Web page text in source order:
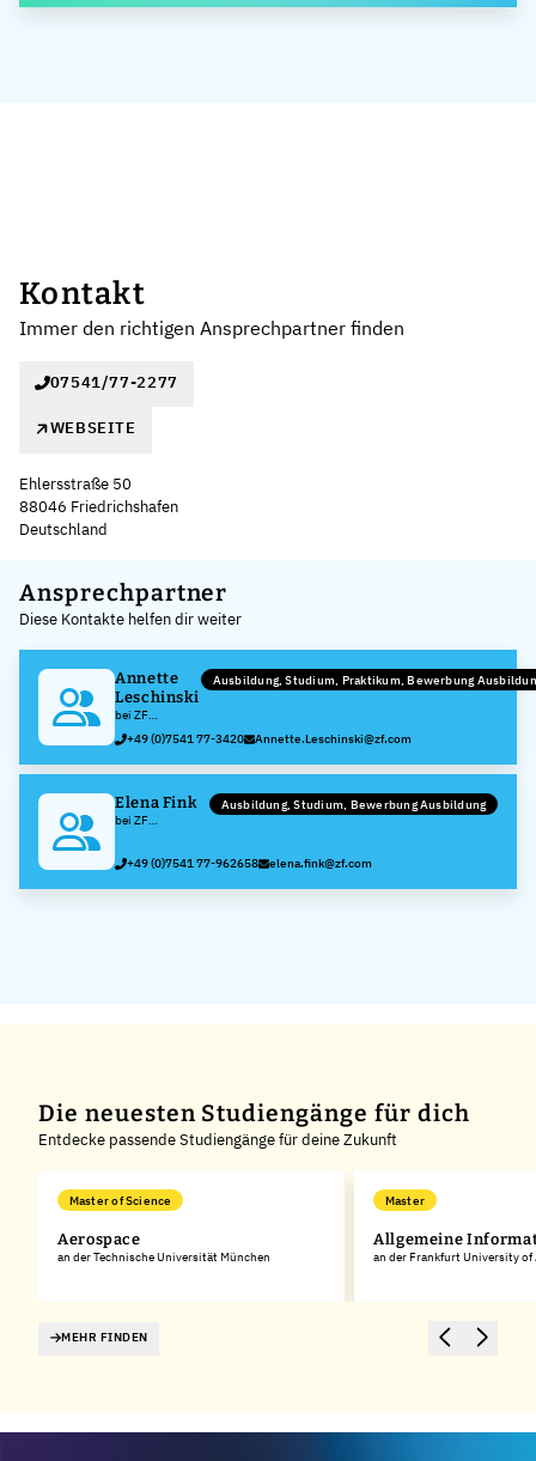
Kontakt
Immer den richtigen Ansprechpartner finden
07541/77-2277
WEBSEITE
Ehlersstraße 50
88046 Friedrichshafen
Deutschland
+
−
Ansprechpartner
Diese Kontakte helfen dir weiter
Annette
Leschinski
bei ZF
Friedrichshafen
AG
Ausbildung, Studium, Praktikum, Bewerbung
+49 (0)7541 77-3420 Annette.Leschinski@zf.com
Elena Fink
bei ZF
Ausbildung, Studium, Bewerbung Ausbildung
+49 (0)7541 77-962658 elena.fink@zf.com
Die neuesten Studiengänge für dich
Entdecke passende Studiengänge für deine Zukunft
Master of Science
Aerospace
an der Technische Universität München
Master
Allgemeine
an der Frankfurt University of
MEHR FINDEN